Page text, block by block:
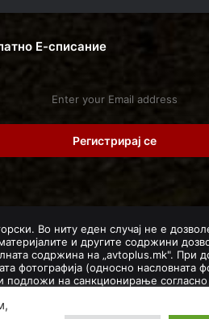
Е-списание
Во ниту еден случај не е
и другите содржини
содржина на „avtoplus.mk". При
фотографија (односно насловната
подложи на санкционирање согласно